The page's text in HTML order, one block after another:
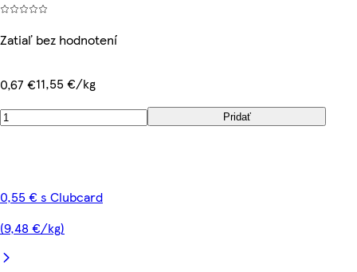
Zatiaľ bez hodnotení
0,67 €11,55 €/kg
Pridať
0,55 € s Clubcard
(9,48 €/kg)